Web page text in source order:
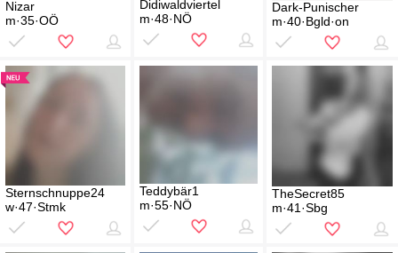
Nizar
m·35·OÖ
Didiwaldviertel
m·48·NÖ
Dark-Punischer
m·40·Bgld·on
Sternschnuppe24
w·47·Stmk
Teddybär1
m·55·NÖ
TheSecret85
m·41·Sbg